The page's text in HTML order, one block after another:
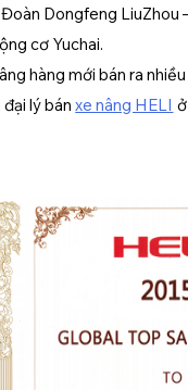
Dongfeng LiuZhou
cơ Yuchai.
hàng mới bán ra
đại lý bánxe nâng HELI